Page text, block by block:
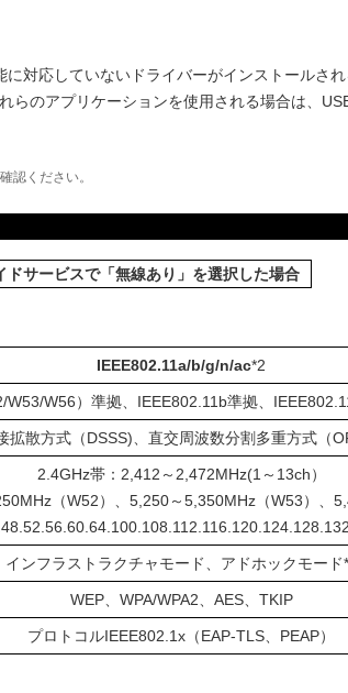
対応していないドライバーがインストールさ
らのアプリケーションを使用される場合は、
認ください。
サービスで「無線あり」を選択した場合
IEEE802.11a/b/g/n/ac*2
W53/W56）準拠、IEEE802.11b準拠、
拡散方式（DSSS)、直交周波数分割多重方式（
2.4GHz帯：2,412～2,472MHz(1～13ch）
（W52）、5,250～5,350MHz（W53）、
インフラストラクチャモード、アドホックモード
WEP、WPA/WPA2、AES、TKIP
プロトコルIEEE802.1x（EAP-TLS、PEAP）